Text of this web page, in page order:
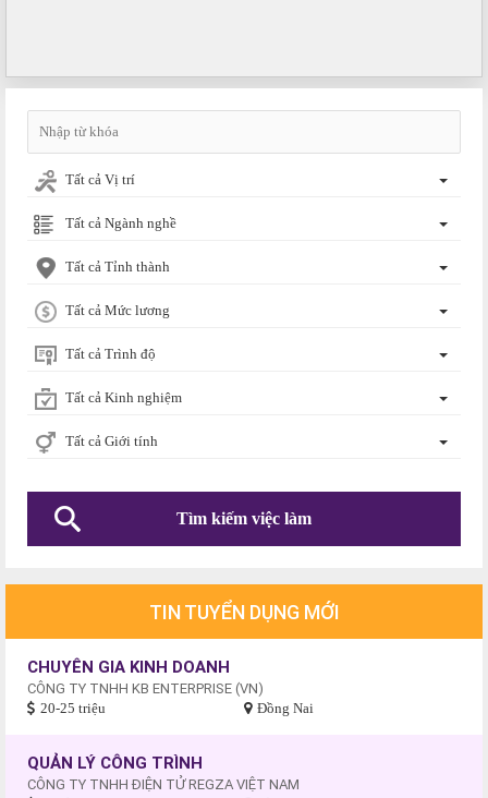
Tất cả Vị trí
Tất cả Ngành nghề
Tất cả Tỉnh thành
Tất cả Mức lương
Tất cả Trình độ
Tất cả Kinh nghiệm
Tất cả Giới tính
TIN TUYỂN DỤNG MỚI
CHUYÊN GIA KINH DOANH
CÔNG TY TNHH KB ENTERPRISE (VN)
20-25 triệu Đồng Nai
QUẢN LÝ CÔNG TRÌNH
CÔNG TY TNHH ĐIỆN TỬ REGZA VIỆT NAM